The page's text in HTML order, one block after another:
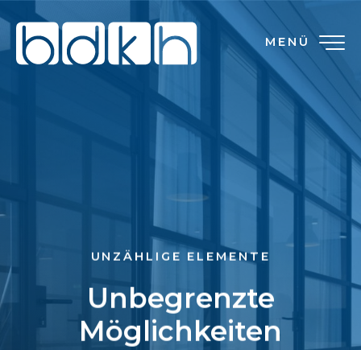
MENÜ
UNZÄHLIGE ELEMENTE
Unbegrenzte
Möglichkeiten